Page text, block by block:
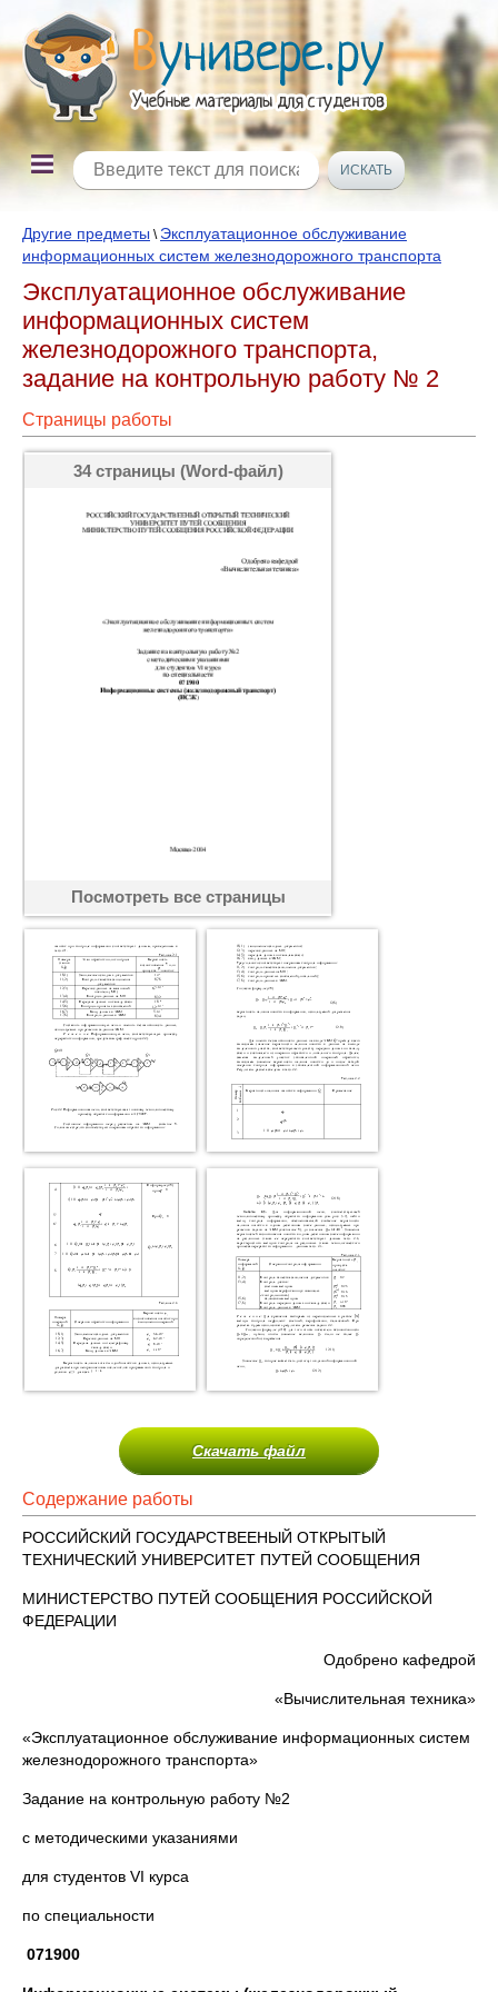
Другие предметы \ Эксплуатационное обслуживание
информационных систем железнодорожного транспорта
Эксплуатационное обслуживание
информационных систем
железнодорожного транспорта,
задание на контрольную работу № 2
Страницы работы
34 страницы (Word-файл)
Посмотреть все страницы
Скачать файл
Содержание работы
РОССИЙСКИЙ ГОСУДАРСТВЕЕНЫЙ ОТКРЫТЫЙ
ТЕХНИЧЕСКИЙ УНИВЕРСИТЕТ ПУТЕЙ СООБЩЕНИЯ
МИНИСТЕРСТВО ПУТЕЙ СООБЩЕНИЯ РОССИЙСКОЙ
ФЕДЕРАЦИИ
Одобрено кафедрой
«Вычислительная техника»
«Эксплуатационное обслуживание информационных систем
железнодорожного транспорта»
Задание на контрольную работу №2
с методическими указаниями
для студентов VI курса
по специальности
071900